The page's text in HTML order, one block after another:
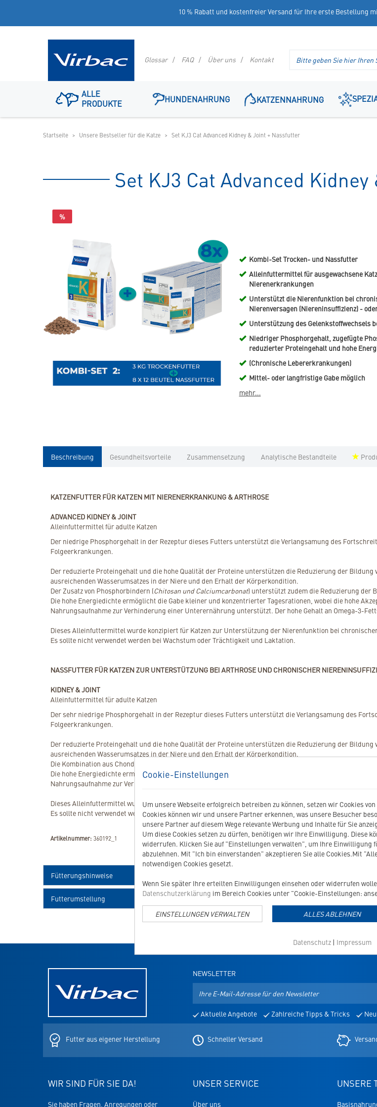
10 % Rabatt und kostenfreier Versand für Ihre erste Bestellung
Virbac
Ihr
Shop
Glossar FAQ Über uns Kontakt
ALLE
PRODUKTE
HUNDENAHRUNG KATZENNAHRUNG
Startseite Unsere Bestseller für die Katze Set KJ3 Cat Advanced Kidney & Joint + Nassfutter
Set KJ3 Cat Advanced
%
Kombi-Set Trocken- und Nassfutter
Alleinfuttermittel für ausgewachsene
Nierenerkrankungen
Unterstützt die Nierenfunktion bei
Nierenversagen (Niereninsuffizienz) -
Unterstützung des Gelenkstoffwechsels
Niedriger Phosphorgehalt, zugefügte
reduzierter Proteingehalt und hohe
(Chronische Lebererkrankungen)
Mittel- oder langfristige Gabe möglich
mehr...
Beschreibung Gesundheitsvorteile Zusammensetzung Analytische Bestandteile
KATZENFUTTER FÜR KATZEN MIT NIERENERKRANKUNG & ARTHROSE
ADVANCED KIDNEY & JOINT
Alleinfuttermittel für adulte Katzen
Der niedrige Phosphorgehalt in der Rezeptur dieses Futters unterstützt die Verlangsamung des
Folgeerkrankungen.
Der reduzierte Proteingehalt und die hohe Qualität der Proteine unterstützen die Reduzierung der
ausreichenden Wasserumsatzes in der Niere und den Erhalt der Körperkondition.
Der Zusatz von Phosphorbindern (Chitosan und Calciumcarbonat) unterstützt zudem die Reduzierung der
Die hohe Energiedichte ermöglicht die Gabe kleiner und konzentrierter Tagesrationen, wobei die hohe
Nahrungsaufnahme zur Verhinderung einer Unterernährung unterstützt. Der hohe Gehalt an Omega-3-
Dieses Alleinfuttermittel wurde konzipiert für Katzen zur Unterstützung der Nierenfunktion bei
Es sollte nicht verwendet werden bei Wachstum oder Trächtigkeit und Laktation.
NASSFUTTER FÜR KATZEN ZUR UNTERSTÜTZUNG BEI ARTHROSE UND CHRONISCHER
KIDNEY & JOINT
Alleinfuttermittel für adulte Katzen
Der sehr niedrige Phosphorgehalt in der Rezeptur dieses Futters unterstützt die Verlangsamung des
Folgeerkrankungen.
Der reduzierte Proteingehalt und die hohe Qualität der Proteine unterstützen die Reduzierung der
ausreichenden Wasserumsatzes in der Niere und den Erhalt der Körperkondition.
Die Kombination aus Chondroitinsulfat, Chitosan und Eierschalenmembran (Mobility-Plus-Komplex)
Die hohe Energiedichte ermöglicht die Gabe kleiner und konzentrierter Tagesrationen, wobei die hohe
Nahrungsaufnahme zur Verhinderung einer Unterernährung unterstützt. Der hohe Gehalt an Omega-3-
Dieses Alleinfuttermittel wurde konzipiert für Katzen zur Unterstützung der Nierenfunktion bei
Es sollte nicht verwendet werden bei Wachstum oder Trächtigkeit und Laktation.
Artikelnummer: 360192_1
Fütterungshinweise
Futterumstellung
Cookie-Einstellungen
Um unsere Webseite erfolgreich betreiben zu können, setzen wir Cookies
Cookies können wir und unsere Partner erkennen, was unsere Besucher
unsere Partner auf diesem Wege relevante Werbung und Inhalte für Sie
Um diese Cookies setzen zu dürfen, benötigen wir Ihre Einwilligung. Diese
widerrufen. Klicken Sie auf "Einstellungen verwalten", um Ihre Einwilligung
abzulehnen. Mit "Ich bin einverstanden" akzeptieren Sie alle Cookies.Mit
notwendigen Cookies gesetzt.
Wenn Sie später Ihre erteilten Einwilligungen einsehen oder widerrufen
Datenschutzerklärung im Bereich Cookies unter "Cookie-Einstellungen:
EINSTELLUNGEN VERWALTEN ALLES ABLEHNEN
Datenschutz| Impressum
NEWSLETTER
Mail-
für
Newsletter
Aktuelle Angebote Zahlreiche Tipps & Tricks
Futter aus eigener Herstellung
Schneller Versand
WIR SIND FÜR SIE DA!
Sie haben Fragen, Anregungen oder
UNSER SERVICE
Über uns
UNSERE